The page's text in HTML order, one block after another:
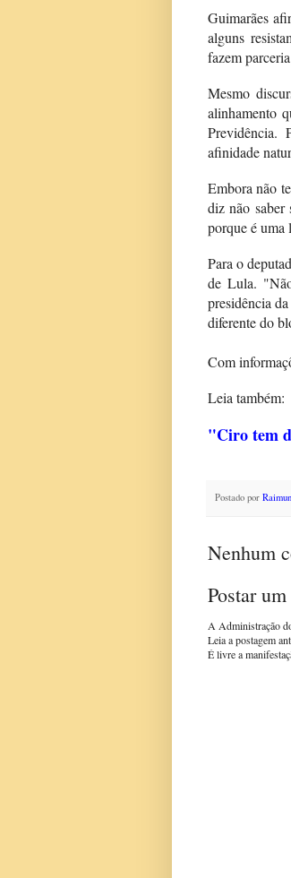
Guimarães
alguns
fazem
Mesmo
alinhamento
Previdência.
afinidade
Embora não
diz não saber
porque é uma
Para o
de Lula.
presidência
diferente do
Com
Leia também:
"Ciro tem
Postado por
Nenhum
Postar
A Administração
Leia a postagem
É livre a